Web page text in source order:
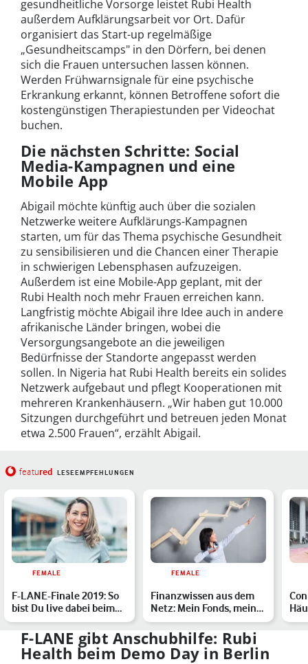
gesundheitliche Vorsorge leistet Rubi Health
außerdem Aufklärungsarbeit vor Ort. Dafür
organisiert das Start-up regelmäßige
„Gesundheitscamps" in den Dörfern, bei denen
sich die Frauen untersuchen lassen können.
Werden Frühwarnsignale für eine psychische
Erkrankung erkannt, können Betroffene sofort die
kostengünstigen Therapiestunden per Videochat
buchen.
Die nächsten Schritte: Social
Media-Kampagnen und eine
Mobile App
Abigail möchte künftig auch über die sozialen
Netzwerke weitere Aufklärungs-Kampagnen
starten, um für das Thema psychische Gesundheit
zu sensibilisieren und die Chancen einer Therapie
in schwierigen Lebensphasen aufzuzeigen.
Außerdem ist eine Mobile-App geplant, mit der
Rubi Health noch mehr Frauen erreichen kann.
Langfristig möchte Abigail ihre Idee auch in andere
afrikanische Länder bringen, wobei die
Versorgungsangebote an die jeweiligen
Bedürfnisse der Standorte angepasst werden
sollen. In Nigeria hat Rubi Health bereits ein solides
Netzwerk aufgebaut und pflegt Kooperationen mit
mehreren Krankenhäusern. „Wir haben gut 10.000
Sitzungen durchgeführt und betreuen jeden Monat
etwa 2.500 Frauen“, erzählt Abigail.
featured LESEEMPFEHLUNGEN
FEMALE
F-LANE-Finale 2019: So
bist Du live dabei beim
Demo Day in Berlin
FEMALE
Finanzwissen aus dem
Netz: Mein Fonds, mein
Depot, meine Immobili…
F-LANE gibt Anschubhilfe: Rubi
Health beim Demo Day in Berlin